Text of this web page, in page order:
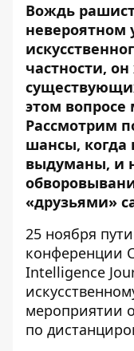
Вождь
невероятном
частности, он
этом вопросе
Рассмотрим
шансы, когда
выдуманы, и
«друзьями»
25 ноября
конференции
Intelligence
мероприятии
по